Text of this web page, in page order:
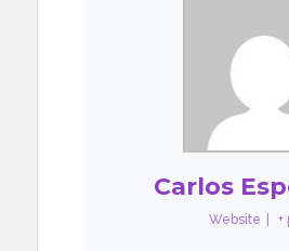
Carlos
Website +